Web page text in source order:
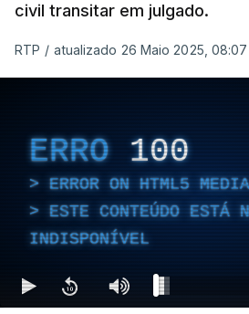
civil transitar em julgado.
RTP / atualizado 26 Maio 2025, 08:07
ERRO 100
ERROR ON HTML5
ESTE CONTEÚDO ESTÁ
INDISPONÍVEL